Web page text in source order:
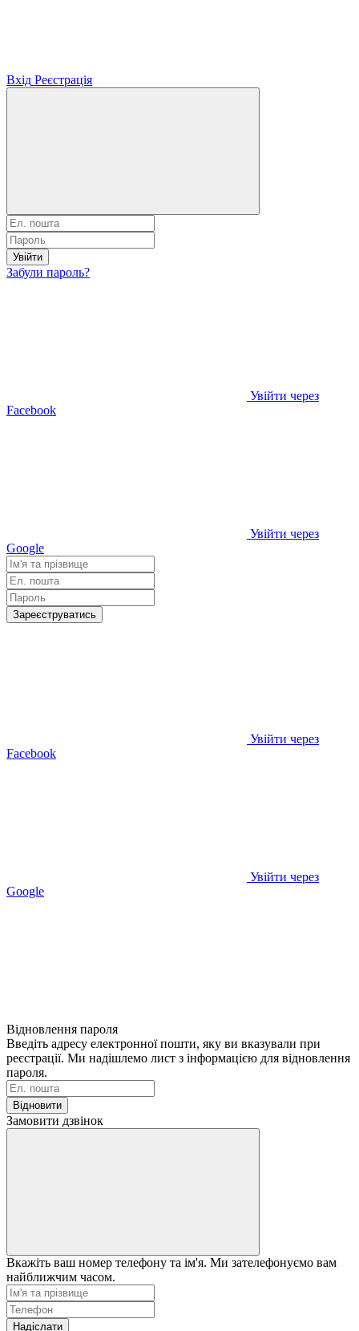
Вхід Реєстрація
Увійти
Забули пароль?
Увійти через
Facebook
Увійти через
Google
Зареєструватись
Увійти через
Facebook
Увійти через
Google
Відновлення пароля
Введіть адресу електронної пошти, яку ви вказували при
реєстрації. Ми надішлемо лист з інформацією для відновлення
пароля.
Відновити
Замовити дзвінок
Вкажіть ваш номер телефону та ім'я. Ми зателефонуємо вам
найближчим часом.
Надіслати